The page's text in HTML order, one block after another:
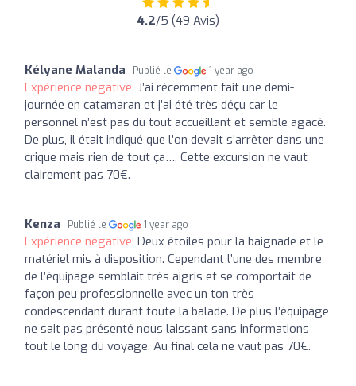
4.2/5 (49 Avis)
Kélyane Malanda Publié le 1 year ago
Expérience négative: J’ai récemment fait une demi-
journée en catamaran et j’ai été très déçu car le
personnel n’est pas du tout accueillant et semble agacé.
De plus, il était indiqué que l’on devait s’arrêter dans une
crique mais rien de tout ça…. Cette excursion ne vaut
clairement pas 70€.
Kenza Publié le 1 year ago
Expérience négative: Deux étoiles pour la baignade et le
matériel mis à disposition. Cependant l’une des membre
de l’équipage semblait très aigris et se comportait de
façon peu professionnelle avec un ton très
condescendant durant toute la balade. De plus l’équipage
ne sait pas présenté nous laissant sans informations
tout le long du voyage. Au final cela ne vaut pas 70€.